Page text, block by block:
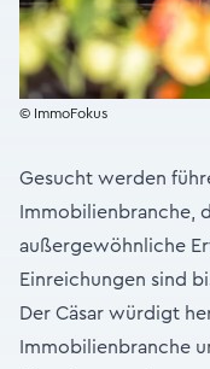
© ImmoFokus
Gesucht werden
Immobilienbranche,
außergewöhnliche
Einreichungen sind
Der Cäsar würdigt
Immobilienbranche